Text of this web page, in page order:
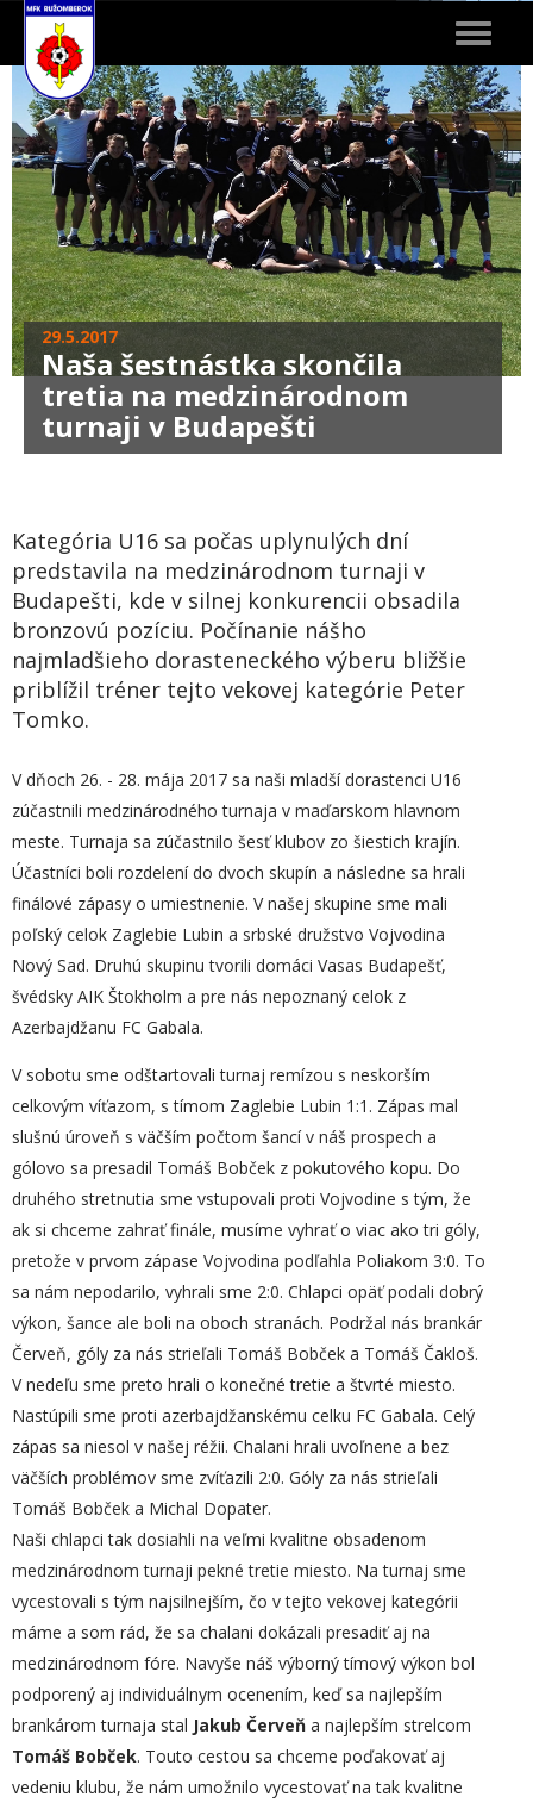
Toggle
29.5.2017
Naša šestnástka skončila
tretia na medzinárodnom
turnaji v Budapešti
Kategória U16 sa počas uplynulých dní
predstavila na medzinárodnom turnaji v
Budapešti, kde v silnej konkurencii obsadila
bronzovú pozíciu. Počínanie nášho
najmladšieho dorasteneckého výberu bližšie
priblížil tréner tejto vekovej kategórie Peter
Tomko.
V dňoch 26. - 28. mája 2017 sa naši mladší dorastenci U16
zúčastnili medzinárodného turnaja v maďarskom hlavnom
meste. Turnaja sa zúčastnilo šesť klubov zo šiestich krajín.
Účastníci boli rozdelení do dvoch skupín a následne sa hrali
finálové zápasy o umiestnenie. V našej skupine sme mali
poľský celok Zaglebie Lubin a srbské družstvo Vojvodina
Nový Sad. Druhú skupinu tvorili domáci Vasas Budapešť,
švédsky AIK Štokholm a pre nás nepoznaný celok z
Azerbajdžanu FC Gabala.
V sobotu sme odštartovali turnaj remízou s neskorším
celkovým víťazom, s tímom Zaglebie Lubin 1:1. Zápas mal
slušnú úroveň s väčším počtom šancí v náš prospech a
gólovo sa presadil Tomáš Bobček z pokutového kopu. Do
druhého stretnutia sme vstupovali proti Vojvodine s tým, že
ak si chceme zahrať finále, musíme vyhrať o viac ako tri góly,
pretože v prvom zápase Vojvodina podľahla Poliakom 3:0. To
sa nám nepodarilo, vyhrali sme 2:0. Chlapci opäť podali dobrý
výkon, šance ale boli na oboch stranách. Podržal nás brankár
Červeň, góly za nás strieľali Tomáš Bobček a Tomáš Čakloš.
V nedeľu sme preto hrali o konečné tretie a štvrté miesto.
Nastúpili sme proti azerbajdžanskému celku FC Gabala. Celý
zápas sa niesol v našej réžii. Chalani hrali uvoľnene a bez
väčších problémov sme zvíťazili 2:0. Góly za nás strieľali
Tomáš Bobček a Michal Dopater.
Naši chlapci tak dosiahli na veľmi kvalitne obsadenom
medzinárodnom turnaji pekné tretie miesto. Na turnaj sme
vycestovali s tým najsilnejším, čo v tejto vekovej kategórii
máme a som rád, že sa chalani dokázali presadiť aj na
medzinárodnom fóre. Navyše náš výborný tímový výkon bol
podporený aj individuálnym ocenením, keď sa najlepším
brankárom turnaja stal Jakub Červeň a najlepším strelcom
Tomáš Bobček. Touto cestou sa chceme poďakovať aj
vedeniu klubu, že nám umožnilo vycestovať na tak kvalitne